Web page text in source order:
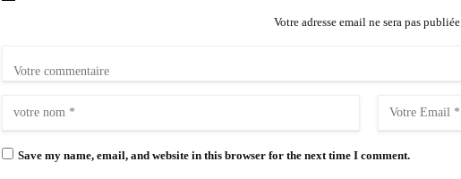
Votre adresse email ne sera pas publiée.
Save my name, email, and website in this browser for the next time I comment.